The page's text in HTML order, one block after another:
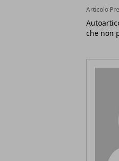
Articolo
che non